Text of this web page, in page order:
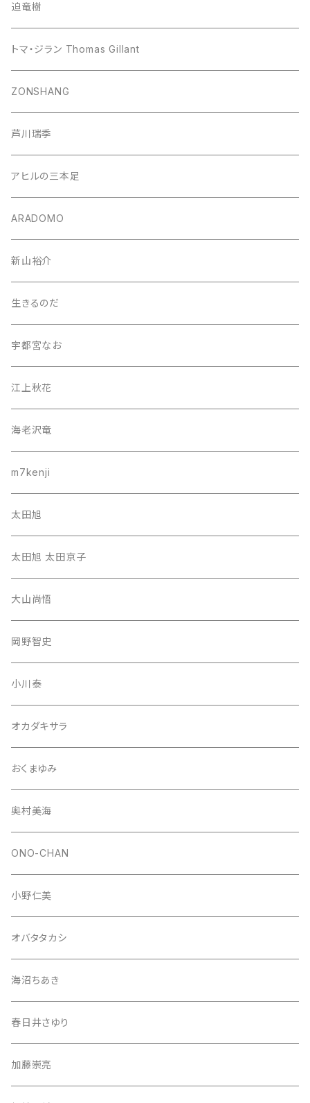
迫竜樹
トマ・ジラン Thomas Gillant
ZONSHANG
芦川瑞季
アヒルの三本足
ARADOMO
新山裕介
生きるのだ
宇都宮なお
江上秋花
海老沢竜
m7kenji
太田旭
太田旭 太田京子
大山尚悟
岡野智史
小川泰
オカダキサラ
おくまゆみ
奥村美海
ONO-CHAN
小野仁美
オバタタカシ
海沼ちあき
春日井さゆり
加藤崇亮